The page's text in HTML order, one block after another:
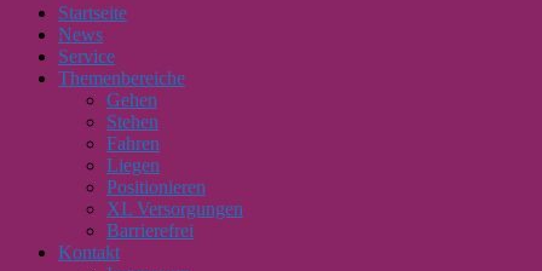
Startseite
News
Service
Themenbereiche
Gehen
Stehen
Fahren
Liegen
Positionieren
XL Versorgungen
Barrierefrei
Kontakt